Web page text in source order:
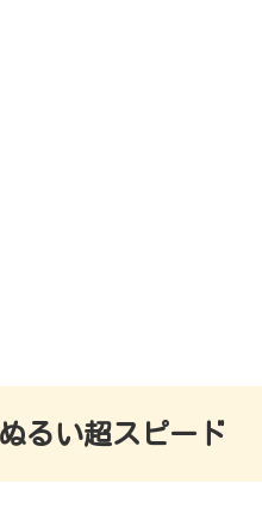
るい超スピード